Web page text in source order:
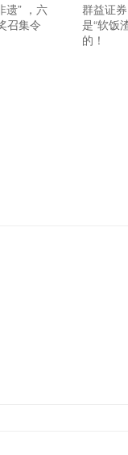
遗” ，六
召集令
群益证
是“软饭
的！